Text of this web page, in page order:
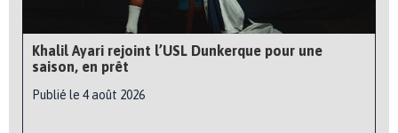
Khalil Ayari rejoint l’USL Dunkerque pour une
saison, en prêt
Publié le 4 août 2026